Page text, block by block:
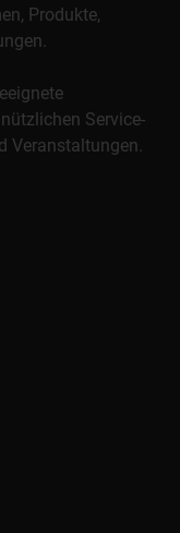
Produkte,
Service-
Veranstaltungen.